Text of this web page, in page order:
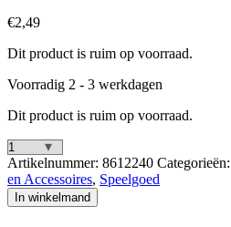
€2,49
Dit product is ruim op voorraad.
Voorradig 2 - 3 werkdagen
Dit product is ruim op voorraad.
Glow
In
The
Dark
Artikelnummer: 8612240 Categorieën:
en Accessoires, Speelgoed
In winkelmand